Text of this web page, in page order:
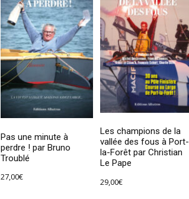
Pas une minute à
perdre ! par Bruno
Troublé
27,00€
Les champions de la
vallée des fous à Port-
la-Forêt par Christian
Le Pape
29,00€